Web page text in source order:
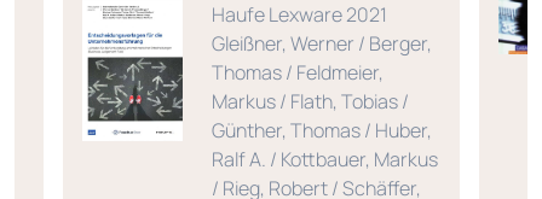
Haufe Lexware 2021
Gleißner, Werner / Berger,
Thomas / Feldmeier,
Markus / Flath, Tobias /
Günther, Thomas / Huber,
Ralf A. / Kottbauer, Markus
/ Rieg, Robert / Schäffer,